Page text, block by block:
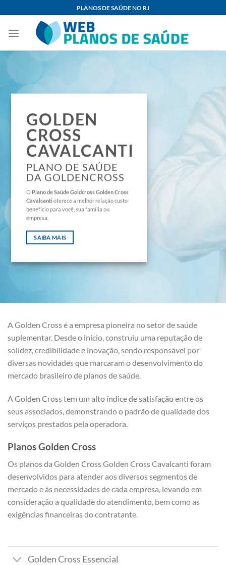
content
PLANOS DE SAÚDE NO RJ
GOLDEN
CROSS
CAVALCANTI
PLANO DE SAÚDE
DA GOLDENCROSS
O Plano de SaúdeGoldcross Golden Cross
Cavalcanti oferece a melhor relação custo-
benefício para você, sua família ou
empresa.
SAIBA MAIS
A Golden Cross é a empresa pioneira no setor de saúde
suplementar. Desde o início, construiu uma reputação de
solidez, credibilidade e inovação, sendo responsável por
diversas novidades que marcaram o desenvolvimento do
mercado brasileiro de planos de saúde.
A Golden Cross tem um alto índice de satisfação entre os
seus associados, demonstrando o padrão de qualidade dos
serviços prestados pela operadora.
Planos Golden Cross
Os planos da Golden Cross Golden Cross Cavalcanti foram
desenvolvidos para atender aos diversos segmentos de
mercado e às necessidades de cada empresa, levando em
consideração a qualidade do atendimento, bem como as
exigências financeiras do contratante.
Golden Cross Essencial